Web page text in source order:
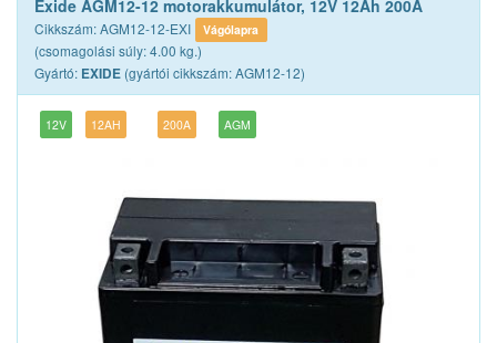
Exide AGM12-12 motorakkumulátor, 12V 12Ah 200A
Cikkszám: AGM12-12-EXI Vágólapra
(csomagolási súly: 4.00 kg.)
Gyártó: EXIDE (gyártói cikkszám: AGM12-12)
12V 12AH 200A AGM